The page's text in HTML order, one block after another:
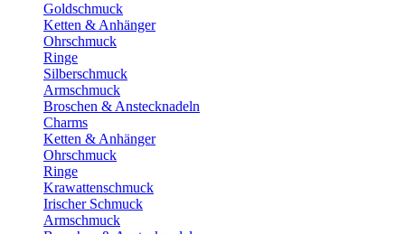
Goldschmuck
Ketten & Anhänger
Ohrschmuck
Ringe
Silberschmuck
Armschmuck
Broschen & Anstecknadeln
Charms
Ketten & Anhänger
Ohrschmuck
Ringe
Krawattenschmuck
Irischer Schmuck
Armschmuck